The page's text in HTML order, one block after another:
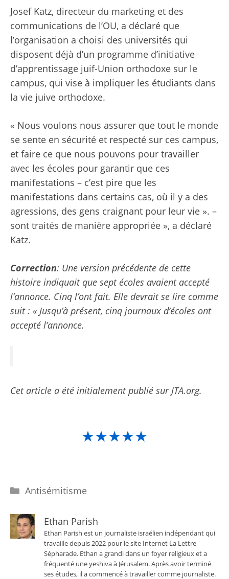
Josef Katz, directeur du marketing et des
communications de l’OU, a déclaré que
l’organisation a choisi des universités qui
disposent déjà d’un programme d’initiative
d’apprentissage juif-Union orthodoxe sur le
campus, qui vise à impliquer les étudiants dans
la vie juive orthodoxe.
« Nous voulons nous assurer que tout le monde
se sente en sécurité et respecté sur ces campus,
et faire ce que nous pouvons pour travailler
avec les écoles pour garantir que ces
manifestations – c’est pire que les
manifestations dans certains cas, où il y a des
agressions, des gens craignant pour leur vie ». –
sont traités de manière appropriée », a déclaré
Katz.
Correction: Une version précédente de cette
histoire indiquait que sept écoles avaient accepté
l’annonce. Cinq l’ont fait. Elle devrait se lire comme
suit : « Jusqu’à présent, cinq journaux d’écoles ont
accepté l’annonce.
Cet article a été initialement publié sur JTA.org.
★★★★★
Catégories
Antisémitisme
Ethan Parish
Ethan Parish est un journaliste israélien indépendant qui
travaille depuis 2022 pour le site Internet La Lettre
Sépharade. Ethan a grandi dans un foyer religieux et a
fréquenté une yeshiva à Jérusalem. Après avoir terminé
ses études, il a commencé à travailler comme journaliste.